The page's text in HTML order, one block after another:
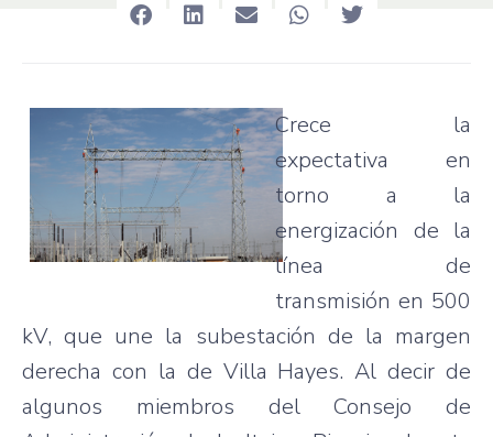
Crece la
expectativa en
torno a la
energización de la
línea de
transmisión en 500
kV, que une la subestación de la margen
derecha con la de Villa Hayes. Al decir de
algunos miembros del Consejo de